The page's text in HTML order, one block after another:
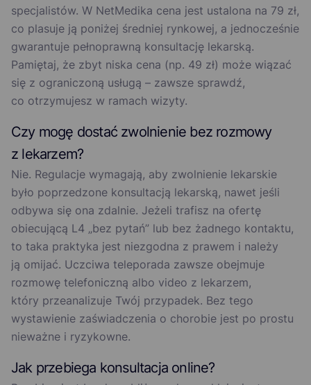
specjalistów. W NetMedika cena jest ustalona na 79 zł,
co plasuje ją poniżej średniej rynkowej, a jednocześnie
gwarantuje pełnoprawną konsultację lekarską.
Pamiętaj, że zbyt niska cena (np. 49 zł) może wiązać
się z ograniczoną usługą – zawsze sprawdź,
co otrzymujesz w ramach wizyty.
Czy mogę dostać zwolnienie bez rozmowy
z lekarzem?
Nie. Regulacje wymagają, aby zwolnienie lekarskie
było poprzedzone konsultacją lekarską, nawet jeśli
odbywa się ona zdalnie. Jeżeli trafisz na ofertę
obiecującą L4 „bez pytań” lub bez żadnego kontaktu,
to taka praktyka jest niezgodna z prawem i należy
ją omijać. Uczciwa teleporada zawsze obejmuje
rozmowę telefoniczną albo video z lekarzem,
który przeanalizuje Twój przypadek. Bez tego
wystawienie zaświadczenia o chorobie jest po prostu
nieważne i ryzykowne.
Jak przebiega konsultacja online?